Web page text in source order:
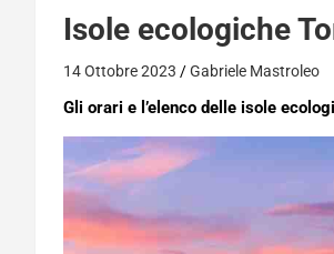
Isole ecologiche
14 Ottobre 2023 Gabriele Mastroleo
Gli orari e l’elenco delle isole